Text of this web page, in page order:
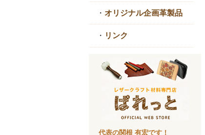
・ オリジナル企画革製品
・ リンク
代表の関根 有宏です！